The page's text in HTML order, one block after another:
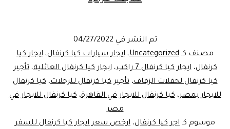
بجمالها|
كياكرنفال
العائلية
للايجار
تم النشر في 04/27/2022
مصنف كـ Uncategorized، ايجار سيارات كيا كرنفال، ايجار كيا
كرنفال،ايجار كيا كرنفال 7 راكب ،ايجار كيا كرنفال العائلية،تأجير
كيا كرنفال لحفلات الزفاف،تأجير كيا كرنفال للرحلات،كيا كرنفال
للايجار بمصر،كيا كرنفال للايجار في القاهرة،كيا كرنفال للايجار في
مصر
موسوم كـ اجر كيا كرنفال، ارخص سعر ايجار كيا كرنفال للسفر